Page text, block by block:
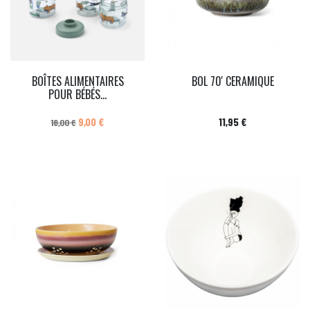
BOÎTES ALIMENTAIRES
POUR BÉBÉS...
Prix de base
18,00 € Prix
9,00 €
BOL 70' CERAMIQUE
Prix
11,95 €